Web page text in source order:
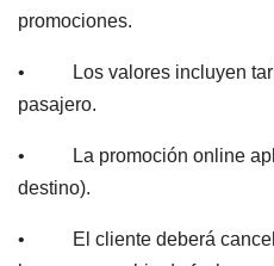
promociones.
• Los valores incluyen
pasajero.
• La promoción online
destino).
• El cliente deberá